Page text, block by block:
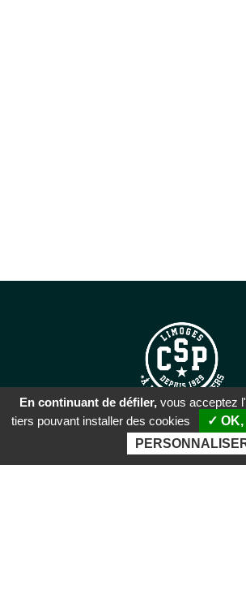
SIÈGE SOCIAL
51 rue Descartes
En continuant de défiler, vous acceptez
tiers pouvant installer des cookies
✓ OK,